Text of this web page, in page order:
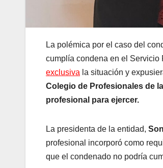
La polémica por el caso del
cumplía condena en el
exclusiva la situación y
Colegio de Profesionales de
profesional para ejercer.
La presidenta de la entidad,
profesional incorporó como
que el condenado no podría